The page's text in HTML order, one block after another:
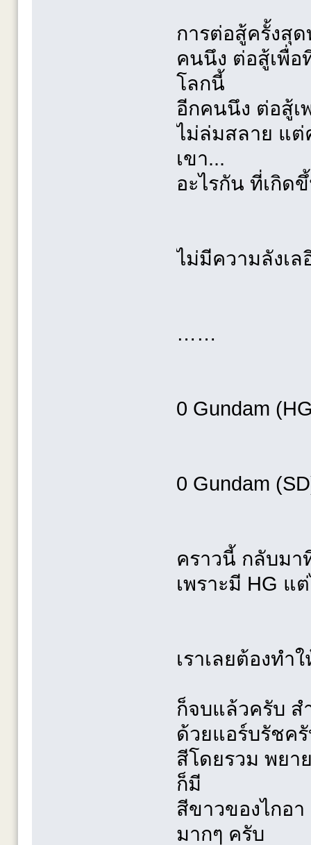
การต่อสู้ครั้งสุ
คนนึง ต่อสู้เพื่อ
โลกนี้
อีกคนนึง ต่อสู้เ
ไม่ล่มสลาย แต่
เขา...
อะไรกัน ที่เกิด
ไม่มีความลังเ
……
0 Gundam
0 Gundam
คราวนี้ กลับมา
เพราะมี HG แ
เราเลยต้องทำ
ก็จบแล้วครับ ส
ด้วยแอร์บรัชค
สีโดยรวม พยา
ก็มี
สีขาวของไกอ
มากๆ ครับ